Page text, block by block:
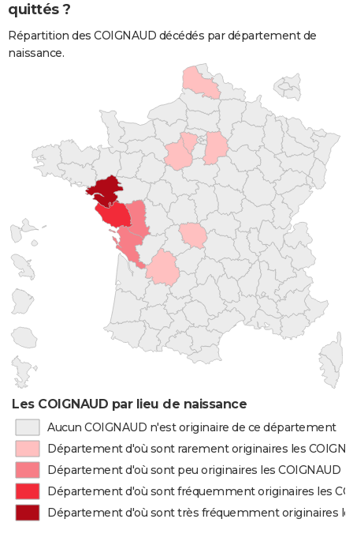
quittés ?
Répartition des COIGNAUD décédés par département de
naissance.
Les COIGNAUD par lieu de naissance
Aucun COIGNAUD n'est originaire de ce département
Département d'où sont rarement originaires les
Département d'où sont peu originaires les COIGNAUD
Département d'où sont fréquemment originaires les
Département d'où sont très fréquemment originaires